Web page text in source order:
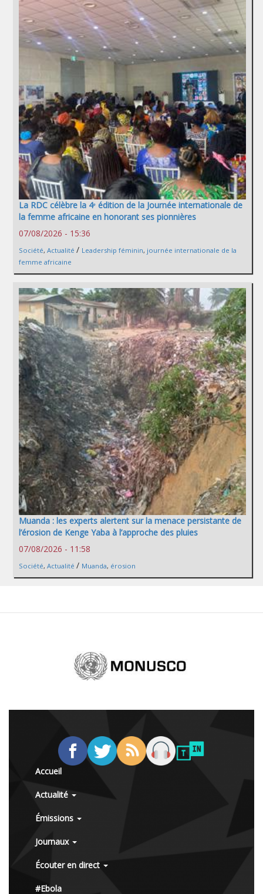
La RDC célèbre la 4ᵉ édition de la Journée internationale de
la femme africaine en honorant ses pionnières
07/08/2026 - 15:36
Société, Actualité / Leadership féminin, journée internationale de la
femme africaine
Muanda : les experts alertent sur la menace persistante de
l’érosion de Kenge Yaba à l’approche des pluies
07/08/2026 - 11:58
Société, Actualité / Muanda, érosion
Accueil
Actualité
Émissions
Journaux
Écouter en direct
#Ebola